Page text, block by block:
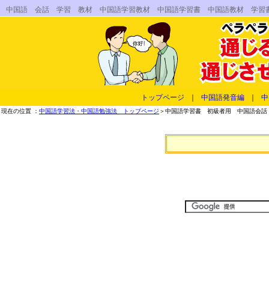
中国語 会話 学習 教材 中国語学習教材 中国語学習書 中国語教材 学習
トップページ 中国語発音編
現在の位置 ： 中国語学習法・中国語勉強法 トップページ ＞中国語学習書 初級者用 中国語会話